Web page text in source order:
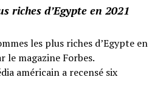
riches d’Egypte en 2021
les plus riches d’Egypte en
le magazine Forbes.
américain a recensé six